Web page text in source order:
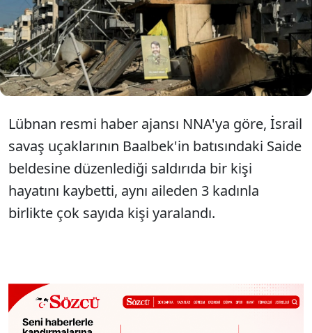
hava saldırısında bir kişi öldü, aralarında
kadınların da bulunduğu yaralananlar
oldu.
Lübnan resmi haber ajansı NNA'ya göre, İsrail
savaş uçaklarının Baalbek'in batısındaki Saide
beldesine düzenlediği saldırıda bir kişi
hayatını kaybetti, aynı aileden 3 kadınla
birlikte çok sayıda kişi yaralandı.